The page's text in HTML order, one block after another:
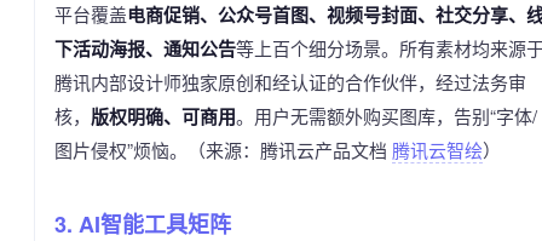
平台覆盖电商促销、公众号首图、视频号封面、社交分享、
下活动海报、通知公告等上百个细分场景。所有素材均来源
腾讯内部设计师独家原创和经认证的合作伙伴，经过法务审
核， 版权明确、可商用。用户无需额外购买图库，告别“字体/
图片侵权”烦恼。（来源：腾讯云产品文档 腾讯云智绘）
3. AI智能工具矩阵